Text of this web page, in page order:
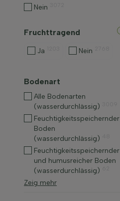
Nein
Fruchttragend
Ja Nein
Bodenart
Alle Bodenarten
(wasserdurchlässig)
Feuchtigkeitsspeichernder
Boden
(wasserdurchlässig)
Feuchtigkeitsspeichernder
und humusreicher Boden
(wasserdurchlässig)
Zeig mehr